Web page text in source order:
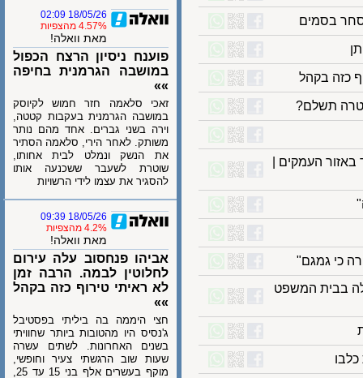
בסמים
בקהל
תשלם?
העמקים |
גמגם"
בבית המשפט
18/05/26 02:09
4.57% מהצפיות
מאת וואלה!
פוענח ניסיון הרצח הכפול
במושבה הגרמנית בחיפה
זאכי סלאמה חזר חמוש לקיוסק
במושבה הגרמנית בעקבות קטטה,
וירה בשני גברים. אחד מהם נותר
משותק. לאחר הירי, סלאמה הסתיר
את הנשק ונמלט לבית אחותו,
שוטרת לשעבר ששכנעה אותו
להסגיר את עצמו לידי הרשויות
18/05/26 09:39
4.2% מהצפיות
מאת וואלה!
אביהו פנחסוב עלה עירום
לחלוטין לבמה. הרבה זמן
לא ראיתי טירוף כזה בקהל
חצי היממה בה ביליתי בפסטיבל
ג'נסיס היו מהטובות ביותר שחוויתי
בשנים האחרונות. לשתים עשרה
שעות שוב הרגשתי צעיר וחופשי,